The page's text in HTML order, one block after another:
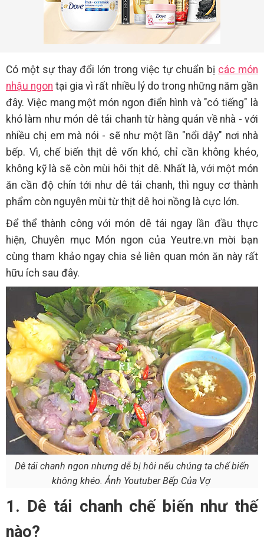
Có một sự thay đổi lớn trong việc tự chuẩn bị các món
nhậu ngon tại gia vì rất nhiều lý do trong những năm gần
đây. Việc mang một món ngon điển hình và "có tiếng" là
khó làm như món dê tái chanh từ hàng quán về nhà - với
nhiều chị em mà nói - sẽ như một lần "nổi dậy" nơi nhà
bếp. Vì, chế biến thịt dê vốn khó, chỉ cần không khéo,
không kỹ là sẽ còn mùi hôi thịt dê. Nhất là, với một món
ăn cần độ chín tới như dê tái chanh, thì nguy cơ thành
phẩm còn nguyên mùi từ thịt dê hoi nồng là cực lớn.
Để thể thành công với món dê tái ngay lần đầu thực
hiện, Chuyên mục Món ngon của Yeutre.vn mời bạn
cùng tham khảo ngay chia sẻ liên quan món ăn này rất
hữu ích sau đây.
Dê tái chanh ngon nhưng dễ bị hôi nếu chúng ta chế biến
không khéo. Ảnh Youtuber Bếp Của Vợ
1. Dê tái chanh chế biến như thế
nào?